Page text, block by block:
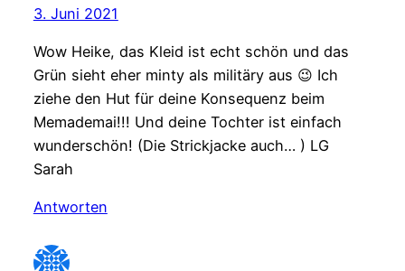
3. Juni 2021
Wow Heike, das Kleid ist echt schön und das
Grün sieht eher minty als militäry aus 😉 Ich
ziehe den Hut für deine Konsequenz beim
Memademai!!! Und deine Tochter ist einfach
wunderschön! (Die Strickjacke auch… ) LG
Sarah
Antworten